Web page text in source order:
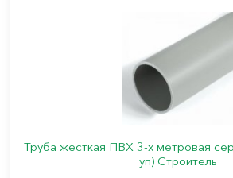
Труба жесткая ПВХ 3-х метровая
уп) Строитель